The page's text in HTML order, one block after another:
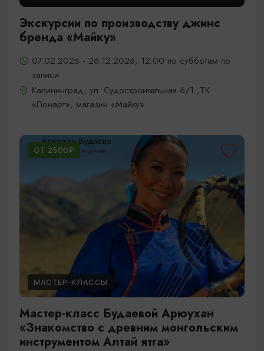
Экскурсии по производству джинс
бренда «Майку»
07.02.2026 - 26.12.2026, 12:00 по субботам по
записи
Калининград, ул. Судостроительная 6/1 ,ТК
«Понарт», магазин «Майку»
ОТ 2500₽
МАСТЕР-КЛАССЫ
Мастер-класс Будаевой Арюухан
«Знакомство с древним монгольским
инструментом Алтай ятга»